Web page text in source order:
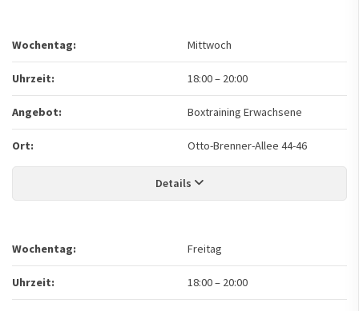
Wochentag: Mittwoch
Uhrzeit: 18:00– 20:00
Angebot: Boxtraining Erwachsene
Ort: Otto-Brenner-Allee 44-46
Details
Wochentag: Freitag
Uhrzeit: 18:00– 20:00